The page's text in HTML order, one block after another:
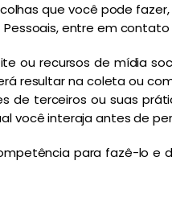
que você pode
Pessoais, entre em
ou recursos de mídia
resultar na coleta ou
de terceiros ou suas
você interaja antes de
para fazê-lo